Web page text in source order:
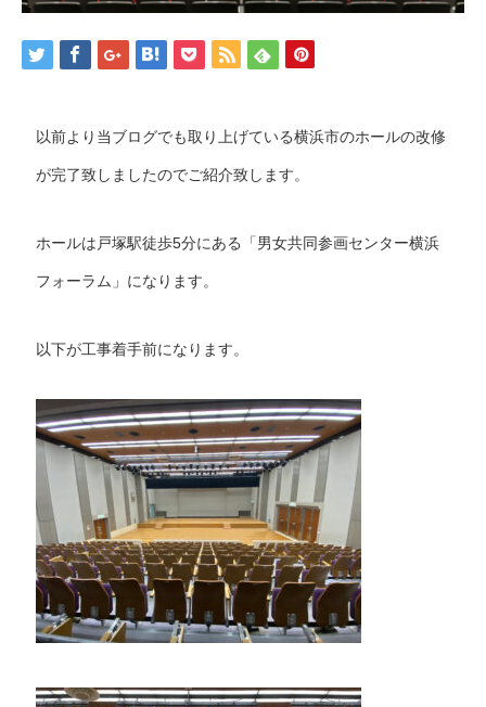
以前より当ブログでも取り上げている横浜市のホールの改修
が完了致しましたのでご紹介致します。
ホールは戸塚駅徒歩5分にある「男女共同参画センター横浜
フォーラム」になります。
以下が工事着手前になります。